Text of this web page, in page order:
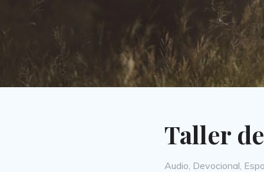
Taller
Categories
Audio, Devocional,